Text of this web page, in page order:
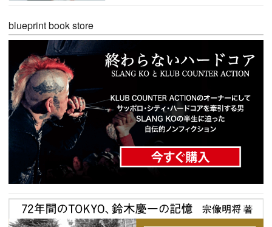
blueprint book store